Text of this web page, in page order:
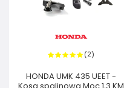
(2)
HONDA UMK 435 UEET -